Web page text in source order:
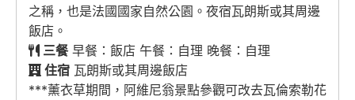
之稱，也是法國國家自然公園。夜宿瓦朗斯或其周邊
飯店。
三餐早餐：飯店 午餐：自理 晚餐：自理
住宿 瓦朗斯或其周邊飯店
***薰衣草期間，阿維尼翁景點參觀可改去瓦倫索勒花